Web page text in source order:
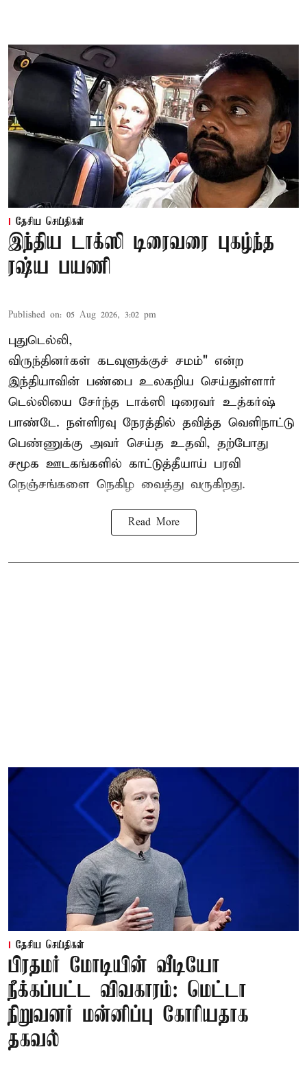
தேசிய செய்திகள்
இந்திய டாக்ஸி டிரைவரை புகழ்ந்த
ரஷ்ய பயணி
Published on: 05 Aug 2026, 3:02 pm
புதுடெல்லி,
விருந்தினர்கள் கடவுளுக்குச் சமம்" என்ற
இந்தியாவின் பண்பை உலகறிய செய்துள்ளார்
டெல்லியை சேர்ந்த டாக்ஸி டிரைவர் உத்கர்ஷ்
பாண்டே. நள்ளிரவு நேரத்தில் தவித்த வெளிநாட்டு
பெண்ணுக்கு அவர் செய்த உதவி, தற்போது
சமூக ஊடகங்களில் காட்டுத்தீயாய் பரவி
நெஞ்சங்களை நெகிழ வைத்து வருகிறது.
Read More
தேசிய செய்திகள்
பிரதமர் மோடியின் வீடியோ
நீக்கப்பட்ட விவகாரம்: மெட்டா
நிறுவனர் மன்னிப்பு கோரியதாக
தகவல்